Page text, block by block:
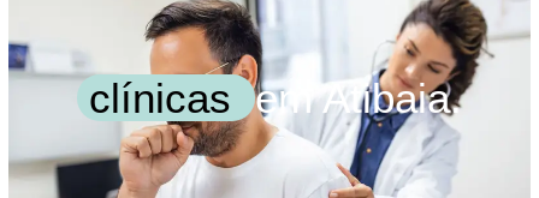
clínicas em Atibaia.